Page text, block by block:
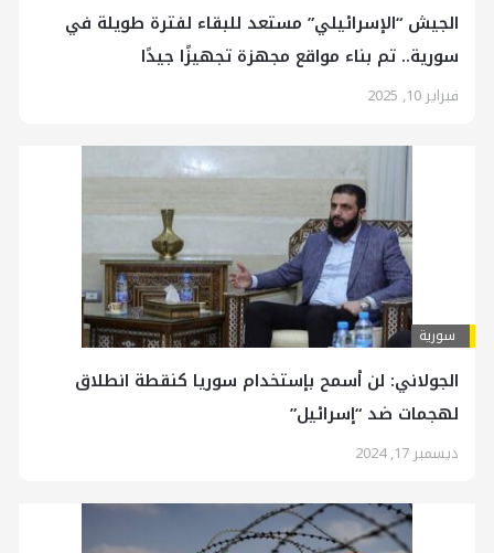
الجيش “الإسرائيلي” مستعد للبقاء لفترة طويلة في
سورية.. تم بناء مواقع مجهزة تجهيزًا جيدًا
فبراير 10, 2025
سورية
الجولاني: لن أسمح بإستخدام سوريا كنقطة انطلاق
لهجمات ضد “إسرائيل”
ديسمبر 17, 2024